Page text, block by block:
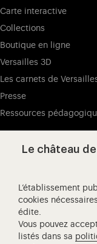
Carte interactive
Collections
Boutique en ligne
Versailles 3D
Les carnets de
Presse
Ressources
L'Opéra royal de
Le château
L’établissement
cookies
édite.
Vous pouvez
listés dans sa